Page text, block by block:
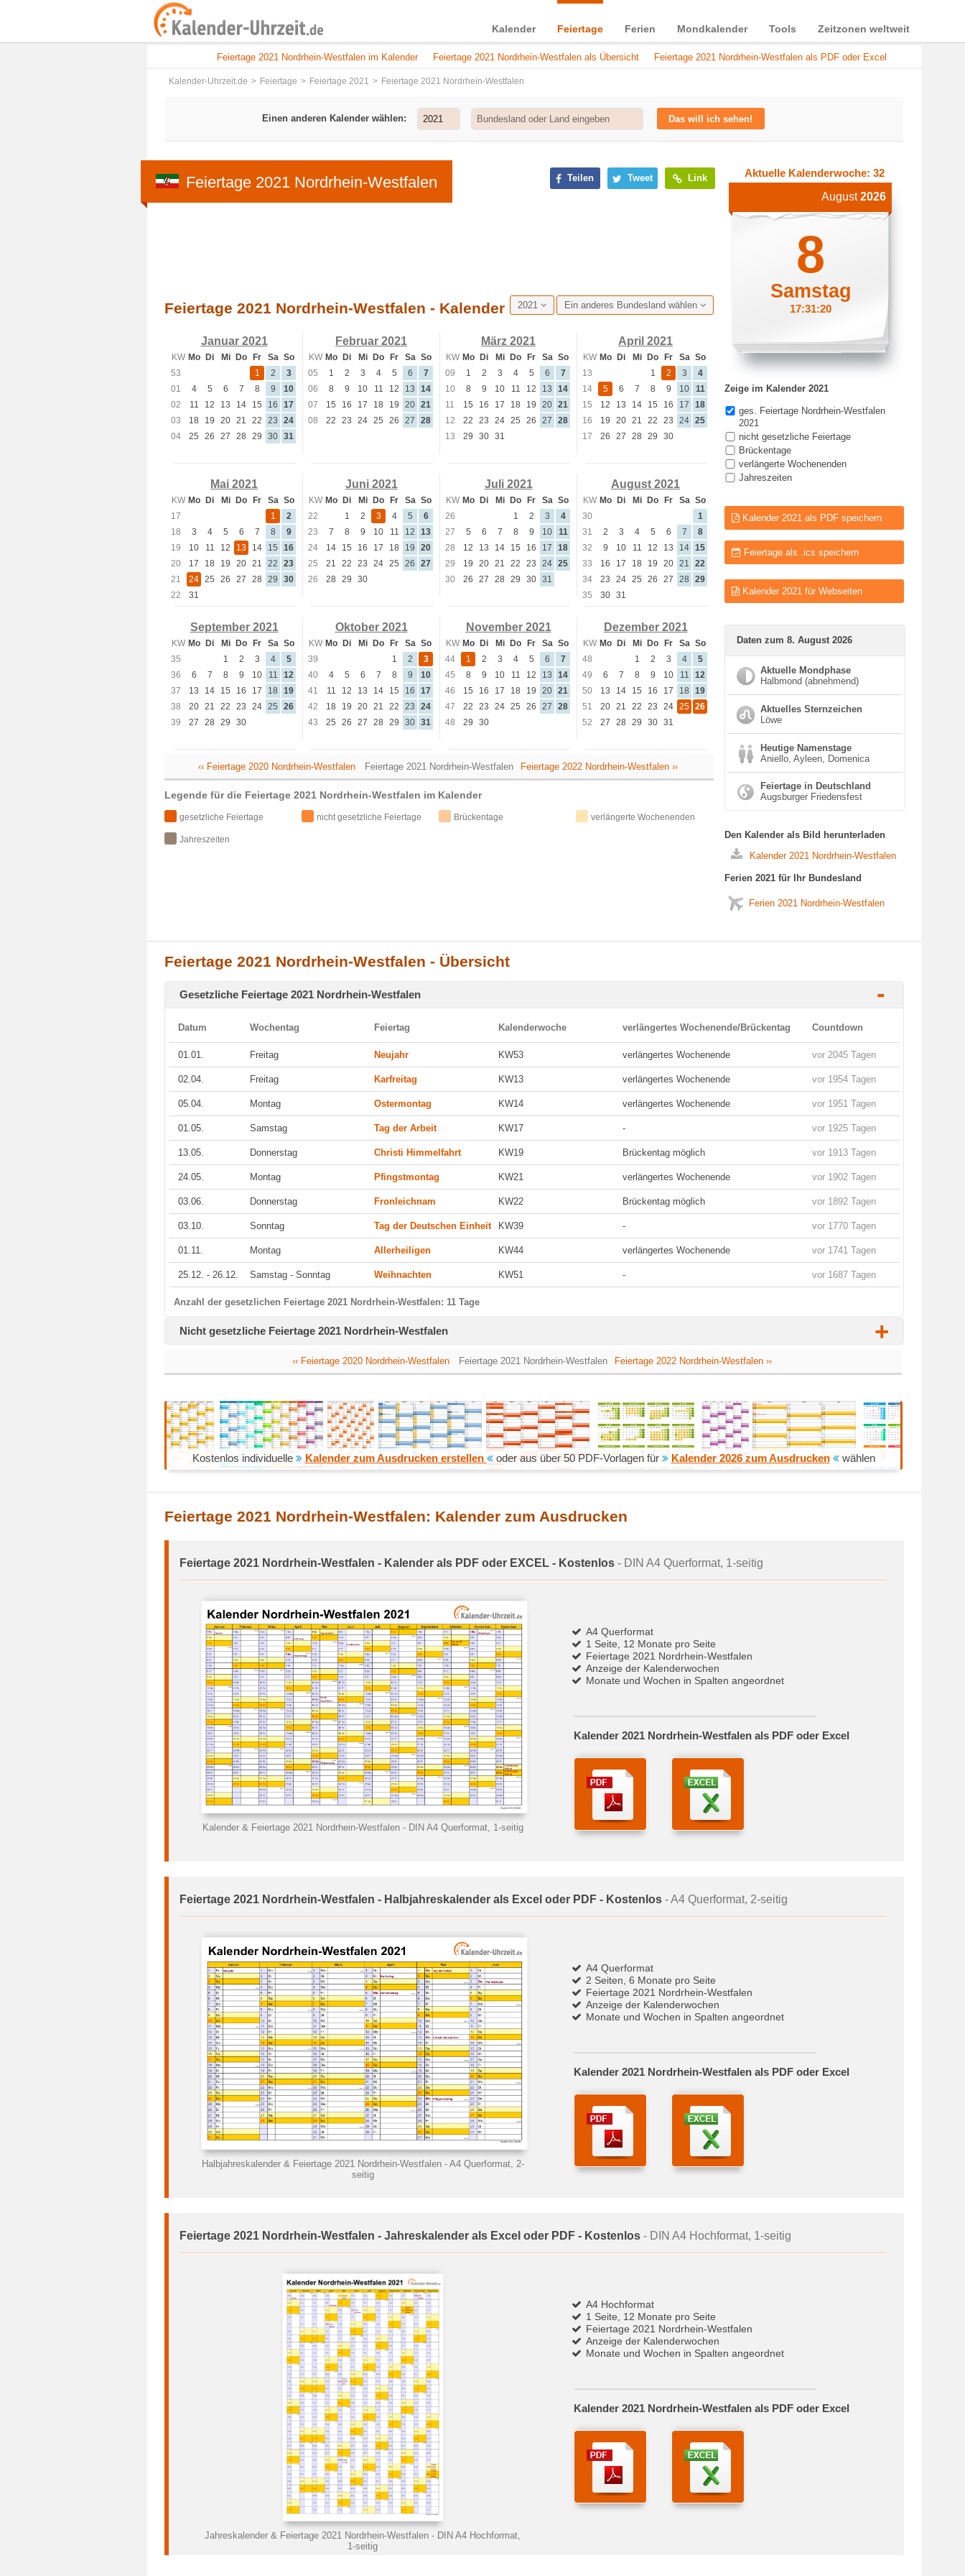
Kalender Feiertage Ferien Mondkalender Tools Zeitzonen weltweit
Feiertage 2021 Nordrhein-Westfalen im Kalender Feiertage 2021 Nordrhein-Westfalen als Übersicht Feiertage 2021 Nordrhein-Westfalen als PDF oder Excel
Kalender-Uhrzeit.de Feiertage Feiertage 2021 Feiertage 2021 Nordrhein-Westfalen
Einen anderen Kalender wählen: Das will ich sehen!
Teilen Tweet Link
Feiertage 2021 Nordrhein-Westfalen
Feiertage 2021 Nordrhein-Westfalen - Kalender 2021 Ein anderes Bundesland wählen
Januar 2021
KW Mo Di Mi Do Fr Sa So
53
1 2
3
01
4 5 6 7 8 9
10
02
11 12 13 14 15 16
17
03
18 19 20 21 22 23
24
04
25 26 27 28 29 30 31
Februar 2021
KW Mo Di Mi Do Fr Sa So
05
1 2 3 4 5 6
7
06
8 9 10 11 12 13
14
07
15 16 17 18 19 20 21
08
22 23 24 25 26 27 28
März 2021
KW Mo Di Mi Do Fr Sa So
09
1 2 3 4 5 6
7
10
8 9 10 11 12 13
14
11
15 16 17 18 19 20 21
12
22 23 24 25 26 27
28
13
29 30 31
April 2021
KW Mo Di Mi Do Fr Sa So
13
1 2 3
4
14
5 6 7 8 9 10
11
15
12 13 14 15 16 17
18
16
19 20 21 22 23 24 25
17
26 27 28 29 30
Mai 2021
KW Mo Di Mi Do Fr Sa So
17
1
2
18
3 4 5 6 7 8
9
19
10 11 12 13 14 15
16
20
17 18 19 20 21 22
23
21
24 25 26 27 28 29
30
22
31
Juni 2021
KW Mo Di Mi Do Fr Sa So
22
1 2 3 4 5
6
23
7 8 9 10 11 12
13
24
14 15 16 17 18 19
20
25
21 22 23 24 25 26
27
26
28 29 30
Juli 2021
KW Mo Di Mi Do Fr Sa So
26
1 2 3
4
27
5 6 7 8 9 10
11
28
12 13 14 15 16 17
18
29
19 20 21 22 23 24 25
30
26 27 28 29 30 31
August 2021
KW Mo Di Mi Do Fr Sa So
30
1
31
2 3 4 5 6 7
8
32
9 10 11 12 13 14 15
33
16 17 18 19 20 21
22
34
23 24 25 26 27 28
29
35
30 31
September 2021
KW Mo Di Mi Do Fr Sa So
35
1 2 3 4
5
36
6 7 8 9 10 11
12
37
13 14 15 16 17 18
19
38
20 21 22 23 24 25
26
39
27 28 29 30
Oktober 2021
KW Mo Di Mi Do Fr Sa So
39
1 2
3
40
4 5 6 7 8 9
10
41
11 12 13 14 15 16
17
42
18 19 20 21 22 23
24
43
25 26 27 28 29 30 31
November 2021
KW Mo Di Mi Do Fr Sa So
44
1 2 3 4 5 6
7
45
8 9 10 11 12 13
14
46
15 16 17 18 19 20 21
47
22 23 24 25 26 27
28
48
29 30
Dezember 2021
KW Mo Di Mi Do Fr Sa So
48
1 2 3 4
5
49
6 7 8 9 10 11
12
50
13 14 15 16 17 18
19
51
20 21 22 23 24 25 26
52
27 28 29 30 31
‹‹ Feiertage 2020 Nordrhein-Westfalen Feiertage 2021 Nordrhein-Westfalen Feiertage 2022 Nordrhein-Westfalen ››
Legende für die Feiertage 2021 Nordrhein-Westfalen im Kalender
gesetzliche Feiertage nicht gesetzliche Feiertage Brückentage verlängerte Wochenenden
Jahreszeiten
Aktuelle Kalenderwoche: 32
August2026
8
Samstag
17:31:21
Zeige im Kalender 2021
ges. Feiertage Nordrhein-Westfalen
2021
nicht gesetzliche Feiertage
Brückentage
verlängerte Wochenenden
Jahreszeiten
Kalender 2021 als PDF speichern
Feiertage als .ics speichern
Kalender 2021 für Webseiten
Daten zum 8. August 2026
Aktuelle Mondphase
Halbmond (abnehmend)
Aktuelles Sternzeichen
Löwe
Heutige Namenstage
Aniello, Ayleen, Domenica
Feiertage in Deutschland
Augsburger Friedensfest
Den Kalender als Bild herunterladen
Kalender 2021 Nordrhein-Westfalen
Ferien 2021 für Ihr Bundesland
Ferien 2021 Nordrhein-Westfalen
Feiertage 2021 Nordrhein-Westfalen - Übersicht
Gesetzliche Feiertage 2021 Nordrhein-Westfalen -
Datum Wochentag Feiertag Kalenderwoche verlängertes Wochenende/Brückentag Countdown
01.01. Freitag Neujahr KW53 verlängertes Wochenende vor 2045 Tagen
02.04. Freitag Karfreitag KW13 verlängertes Wochenende vor 1954 Tagen
05.04. Montag Ostermontag KW14 verlängertes Wochenende vor 1951 Tagen
01.05. Samstag Tag der Arbeit KW17 - vor 1925 Tagen
13.05. Donnerstag Christi Himmelfahrt KW19 Brückentag möglich vor 1913 Tagen
24.05. Montag Pfingstmontag KW21 verlängertes Wochenende vor 1902 Tagen
03.06. Donnerstag Fronleichnam KW22 Brückentag möglich vor 1892 Tagen
03.10. Sonntag Tag der Deutschen Einheit KW39 - vor 1770 Tagen
01.11. Montag Allerheiligen KW44 verlängertes Wochenende vor 1741 Tagen
25.12. - 26.12. Samstag - Sonntag Weihnachten KW51 - vor 1687 Tagen
Anzahl der gesetzlichen Feiertage 2021 Nordrhein-Westfalen: 11 Tage
Nicht gesetzliche Feiertage 2021 Nordrhein-Westfalen +
‹‹ Feiertage 2020 Nordrhein-Westfalen Feiertage 2021 Nordrhein-Westfalen Feiertage 2022 Nordrhein-Westfalen ››
Kostenlos individuelle Kalender zum Ausdrucken erstellen oder aus über 50 PDF-Vorlagen für Kalender 2026 zum Ausdrucken wählen
Feiertage 2021 Nordrhein-Westfalen: Kalender zum Ausdrucken
Feiertage 2021 Nordrhein-Westfalen - Kalender als PDF oder EXCEL - Kostenlos - DIN A4 Querformat, 1-seitig
Kalender & Feiertage 2021 Nordrhein-Westfalen- DIN A4 Querformat, 1-seitig
A4 Querformat
1 Seite, 12 Monate pro Seite
Feiertage 2021 Nordrhein-Westfalen
Anzeige der Kalenderwochen
Monate und Wochen in Spalten angeordnet
Kalender 2021 Nordrhein-Westfalen als PDF oder Excel
Feiertage 2021 Nordrhein-Westfalen - Halbjahreskalender als Excel oder PDF - Kostenlos - A4 Querformat, 2-seitig
Halbjahreskalender & Feiertage 2021 Nordrhein-Westfalen- A4 Querformat, 2-
seitig
A4 Querformat
2 Seiten, 6 Monate pro Seite
Feiertage 2021 Nordrhein-Westfalen
Anzeige der Kalenderwochen
Monate und Wochen in Spalten angeordnet
Kalender 2021 Nordrhein-Westfalen als PDF oder Excel
Feiertage 2021 Nordrhein-Westfalen - Jahreskalender als Excel oder PDF - Kostenlos - DIN A4 Hochformat, 1-seitig
Jahreskalender & Feiertage 2021 Nordrhein-Westfalen - DIN A4 Hochformat,
1-seitig
A4 Hochformat
1 Seite, 12 Monate pro Seite
Feiertage 2021 Nordrhein-Westfalen
Anzeige der Kalenderwochen
Monate und Wochen in Spalten angeordnet
Kalender 2021 Nordrhein-Westfalen als PDF oder Excel